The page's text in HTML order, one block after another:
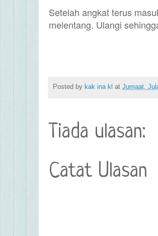
Setelah angkat terus
melentang. Ulangi
Posted by kak ina kl at Jumaat,
Tiada ulasan:
Catat Ulasan